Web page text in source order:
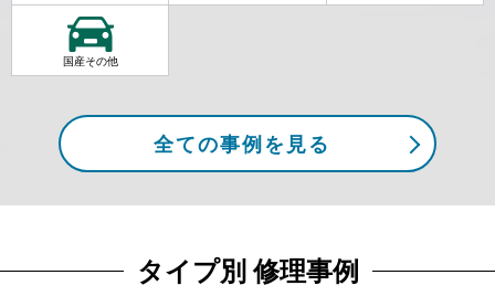
国産その他
全ての事例を見る
タイプ別 修理事例